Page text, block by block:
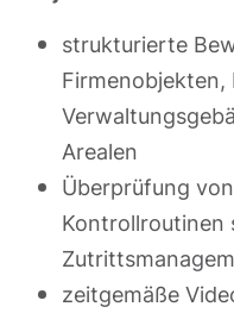
strukturierte
Firmenobjekten,
Arealen
Überprüfung
Kontrollroutinen
zeitgemäße